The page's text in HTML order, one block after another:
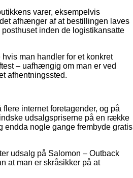
varer, eksempelvis
afhænger af at bestillingen laves
inden de logistikansatte
man handler for et konkret
– uafhængig om man er ved
afhentningssted.
internet foretagender, og på
udsalgspriserne på en række
endda nogle gange frembyde gratis
udsalg på Salomon – Outback
at man er skråsikker på at